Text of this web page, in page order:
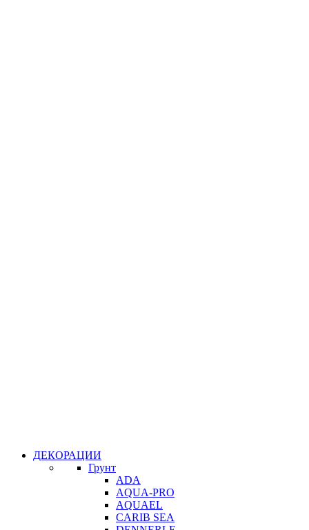
ДЕКОРАЦИИ
Грунт
ADA
AQUA-PRO
AQUAEL
CARIB SEA